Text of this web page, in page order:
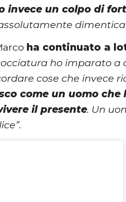
invece un colpo di
ha continuato a
ho imparato a
cose che invece
come un uomo
il presente. Un